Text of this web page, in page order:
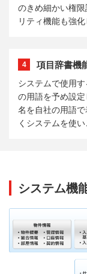
のきめ細かい権
リティ機能も強
4 項目辞書機
システムで使用
の用語を予め設
名を自社の用語
くシステムを使い
システム機